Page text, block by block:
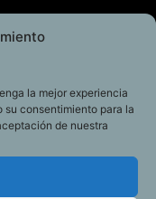
la mejor experiencia
su consentimiento para la
de nuestra